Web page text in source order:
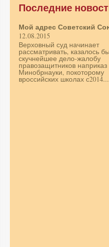
Последние
Мой адрес Советский
12.08.2015
Верховный суд начинает
рассматривать, казалось
скучнейшее дело-жалобу
правозащитников наприказ
Минобрнауки, покоторому
вроссийских школах с2014...